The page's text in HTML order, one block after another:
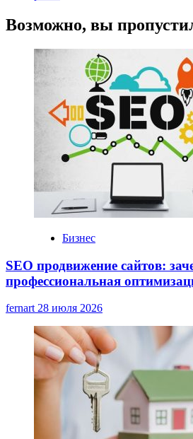
Возможно, вы
Бизнес
SEO продвижение сайтов:
профессиональная
fernart 28 июля 2026